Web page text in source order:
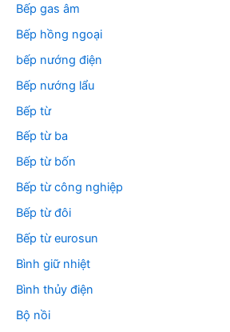
Bếp gas âm
Bếp hồng ngoại
bếp nướng điện
Bếp nướng lẩu
Bếp từ
Bếp từ ba
Bếp từ bốn
Bếp từ công nghiệp
Bếp từ đôi
Bếp từ eurosun
Bình giữ nhiệt
Bình thủy điện
Bộ nồi